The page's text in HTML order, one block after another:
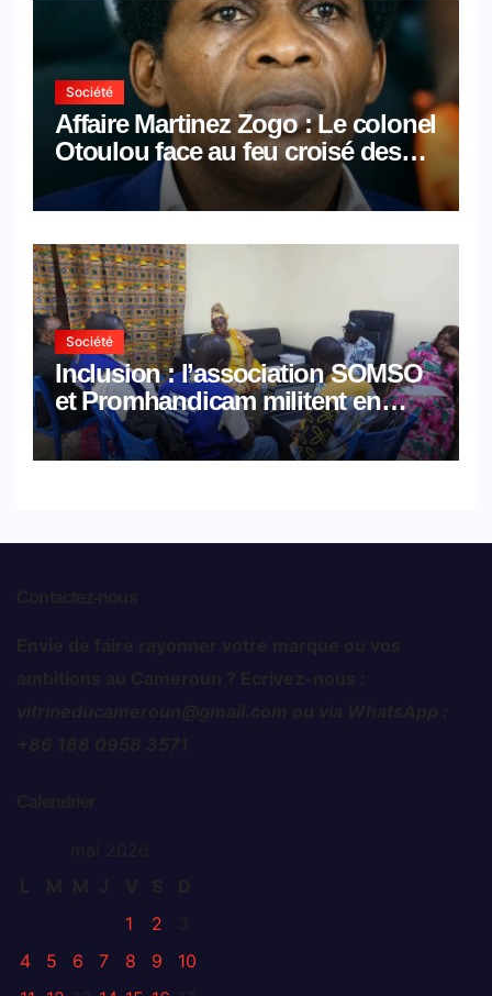
Société
Affaire Martinez Zogo : Le colonel
Otoulou face au feu croisé des
avocats de la défense
Société
Inclusion : l’association SOMSO
et Promhandicam militent en
faveur d’une réforme des
formations en hôtellerie-
1
2
4
5 6 7 8 9
10